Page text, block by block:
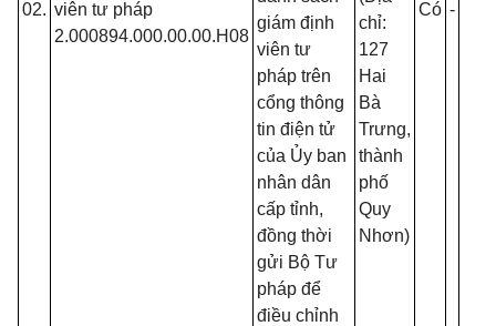
02. viên tư pháp
2.000894.000.00.00.H08
giám định
viên tư
pháp trên
cổng thông
tin điện tử
của Ủy ban
nhân dân
cấp tỉnh,
đồng thời
gửi Bộ Tư
pháp để
điều chỉnh
chỉ:
127
Hai
Bà
Trưng,
thành
phố
Quy
Nhơn)
Có -